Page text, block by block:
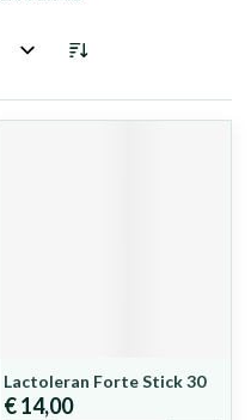
Lactoleran Forte Stick 30
€ 14,00